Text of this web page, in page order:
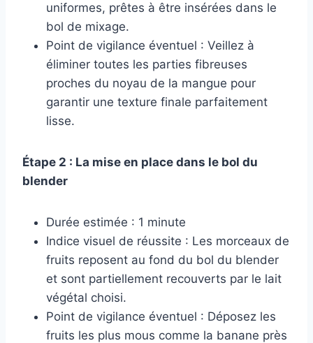
uniformes, prêtes à être insérées dans le
bol de mixage.
Point de vigilance éventuel : Veillez à
éliminer toutes les parties fibreuses
proches du noyau de la mangue pour
garantir une texture finale parfaitement
lisse.
Étape 2 : La mise en place dans le bol du
blender
Durée estimée : 1 minute
Indice visuel de réussite : Les morceaux de
fruits reposent au fond du bol du blender
et sont partiellement recouverts par le lait
végétal choisi.
Point de vigilance éventuel : Déposez les
fruits les plus mous comme la banane près